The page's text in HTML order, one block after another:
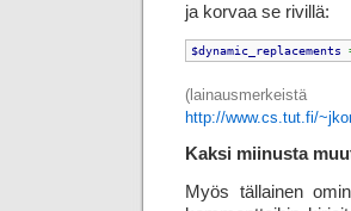
ja korvaa se rivillä:
$dynamic_replacements
http://www.cs.tut.fi/
Kaksi miinusta
Myös tällainen